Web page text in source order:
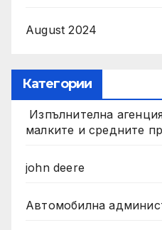
August 2024
Категории
Изпълнителна
малките и средните
john deere
Автомобилна